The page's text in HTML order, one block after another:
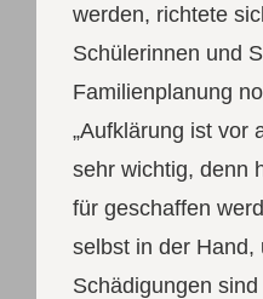
werden, richtete
Schülerinnen und
Familienplanung
„Aufklärung ist vor
sehr wichtig, denn
für geschaffen
selbst in der Hand,
Schädigungen